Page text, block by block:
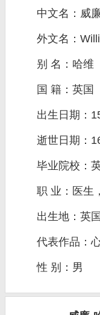
中文名：威廉
外文名：
别 名：哈维
国 籍：英国
出生日期：
逝世日期：
毕业院校：英
职 业：医生
出生地：英国
代表作品：心
性 别：男